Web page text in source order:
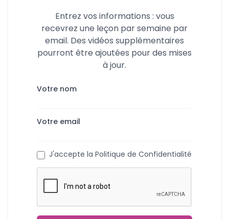
Entrez vos informations : vous
recevrez une leçon par semaine par
email. Des vidéos supplémentaires
pourront être ajoutées pour des mises
à jour.
Votre nom
Votre email
J'accepte la Politique de Confidentialité